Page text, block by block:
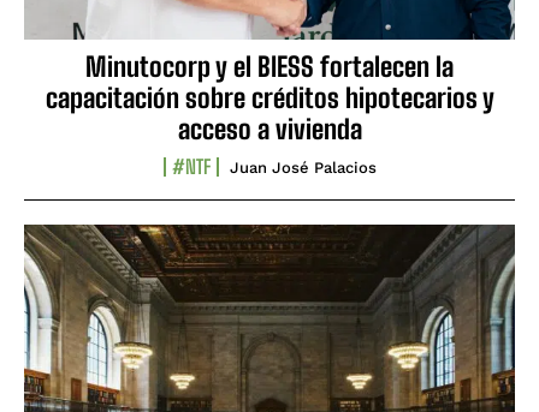
Minutocorp y el BIESS fortalecen la
capacitación sobre créditos hipotecarios y
acceso a vivienda
#NTF Juan José Palacios